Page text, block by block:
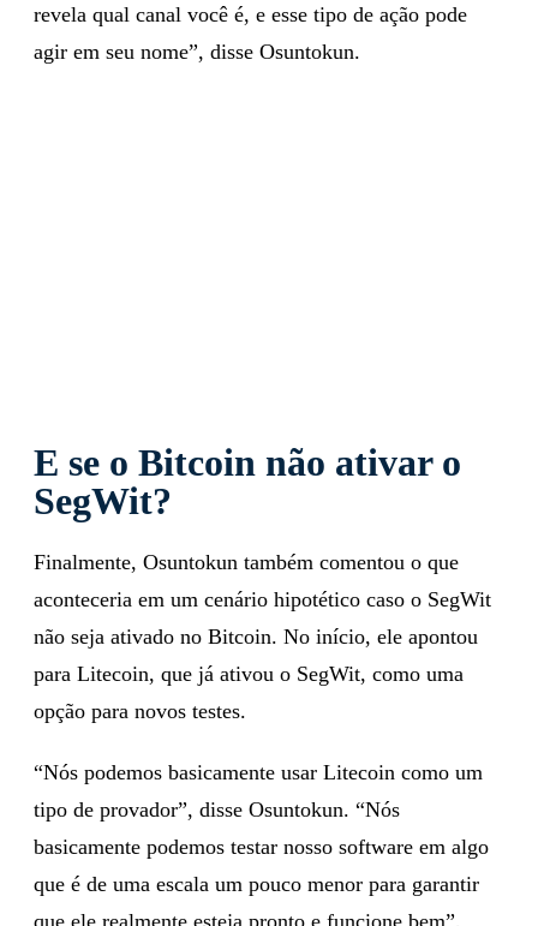
revela qual canal você é, e esse tipo de ação pode
agir em seu nome”, disse Osuntokun.
E se o Bitcoin não ativar o
SegWit?
Finalmente, Osuntokun também comentou o que
aconteceria em um cenário hipotético caso o SegWit
não seja ativado no Bitcoin. No início, ele apontou
para Litecoin, que já ativou o SegWit, como uma
opção para novos testes.
“Nós podemos basicamente usar Litecoin como um
tipo de provador”, disse Osuntokun. “Nós
basicamente podemos testar nosso software em algo
que é de uma escala um pouco menor para garantir
que ele realmente esteja pronto e funcione bem”.